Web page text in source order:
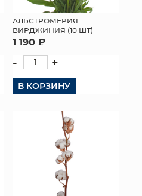
АЛЬСТРОМЕРИЯ
ВИРДЖИНИЯ (10 ШТ)
1 190 ₽
- +
В КОРЗИНУ